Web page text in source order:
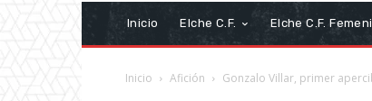
Inicio Elche C.F. Elche C.F.
Inicio Afición Gonzalo Villar, primer